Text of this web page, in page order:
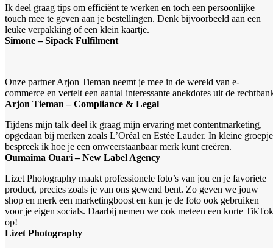
Ik deel graag tips om efficiënt te werken en toch een persoonlijke
touch mee te geven aan je bestellingen. Denk bijvoorbeeld aan een
leuke verpakking of een klein kaartje.
Simone – Sipack Fulfilment
Onze partner Arjon Tieman neemt je mee in de wereld van e-
commerce en vertelt een aantal interessante anekdotes uit de
Arjon Tieman – Compliance & Legal
Tijdens mijn talk deel ik graag mijn ervaring met contentmarketing,
opgedaan bij merken zoals L’Oréal en Estée Lauder. In kleine
bespreek ik hoe je een onweerstaanbaar merk kunt creëren.
Oumaima Ouari – New Label Agency
Lizet Photography maakt professionele foto’s van jou en je favoriete
product, precies zoals je van ons gewend bent. Zo geven we jouw
shop en merk een marketingboost en kun je de foto ook gebruiken
voor je eigen socials. Daarbij nemen we ook meteen een korte TikTok
op!
Lizet Photography